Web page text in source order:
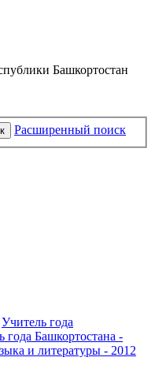
Башкортостан
Расширенный поиск
Учитель года
года Башкортостана -
и литературы - 2012